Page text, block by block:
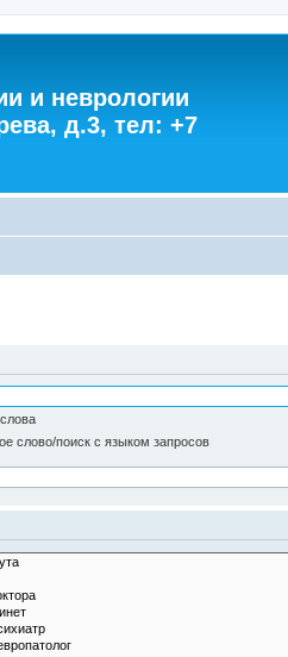
и неврологии
д.3, тел: +7
слово/поиск с языком запросов